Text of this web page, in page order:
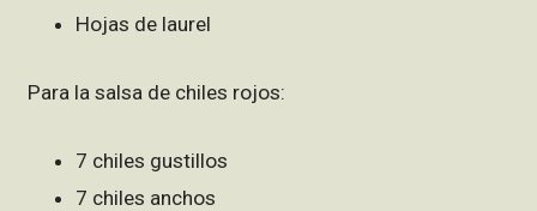
Hojas de laurel
Para la salsa de chiles rojos:
7 chiles gustillos
7 chiles anchos